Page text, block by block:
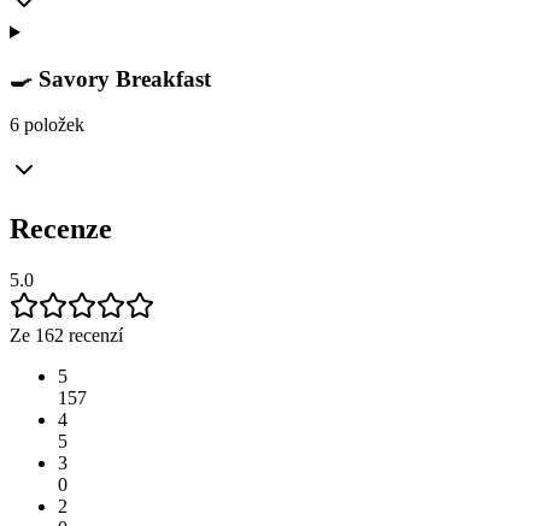
🍳 Savory Breakfast
6 položek
Recenze
5.0
Ze 162 recenzí
5
157
4
5
3
0
2